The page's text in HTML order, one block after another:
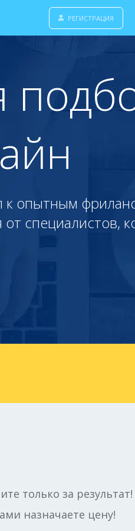
РЕГИСТРАЦИЯ
опытным
специалистов,
только за результат!
назначаете цену!